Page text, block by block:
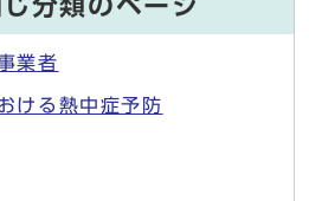
分類のページ
業者
ける熱中症予防